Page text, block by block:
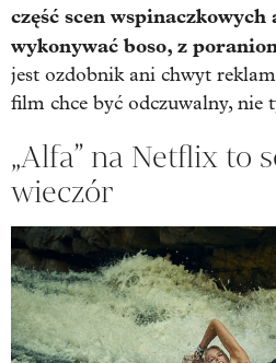
część scen
wykonywać boso, z
jest ozdobnik ani chwyt
film chce być odczuwalny, nie
„Alfa” na Netflix to
wieczór